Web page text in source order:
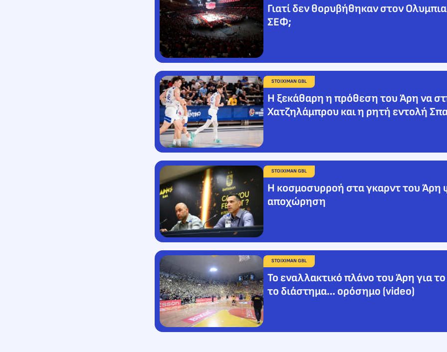
Γιατί δεν θορυβήθηκαν στον
ΣΕΦ;
STOIXIMAN GBL
Η ξεκάθαρη η πρόθεση του Άρη να
Χατζηλάμπρου και η ρητή εντολή
STOIXIMAN GBL
Η κοσμοσυρροή στα γκαρντ του Άρη
αποχώρηση
STOIXIMAN GBL
Το εναλλακτικό πλάνο του Άρη για
το διάστημα… ορόσημο (video)